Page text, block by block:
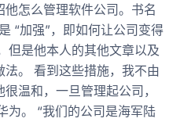
怎么管理软件公司。书名
“加强”，即如何让公司变得
但是他本人的其他文章以及
。 看到这些措施，我不由
温和，一旦管理起公司，
为。 “我们的公司是海军陆